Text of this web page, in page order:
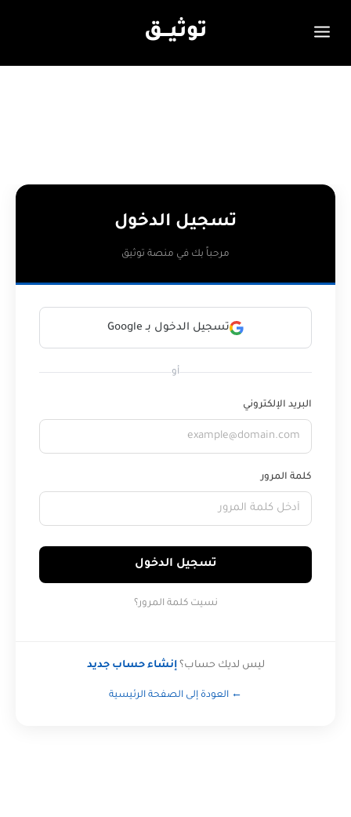
توثيـــق
تسجيل الدخول
مرحباً بك في منصة توثيق
تسجيل الدخول بـ Google
أو
البريد الإلكتروني
كلمة المرور
تسجيل الدخول
نسيت كلمة المرور؟
ليس لديك حساب؟إنشاء حساب جديد
← العودة إلى الصفحة الرئيسية